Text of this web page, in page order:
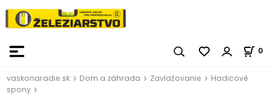
0
vaskonaradie.sk Dom a záhrada Zavlažovanie
Hadicové
spony